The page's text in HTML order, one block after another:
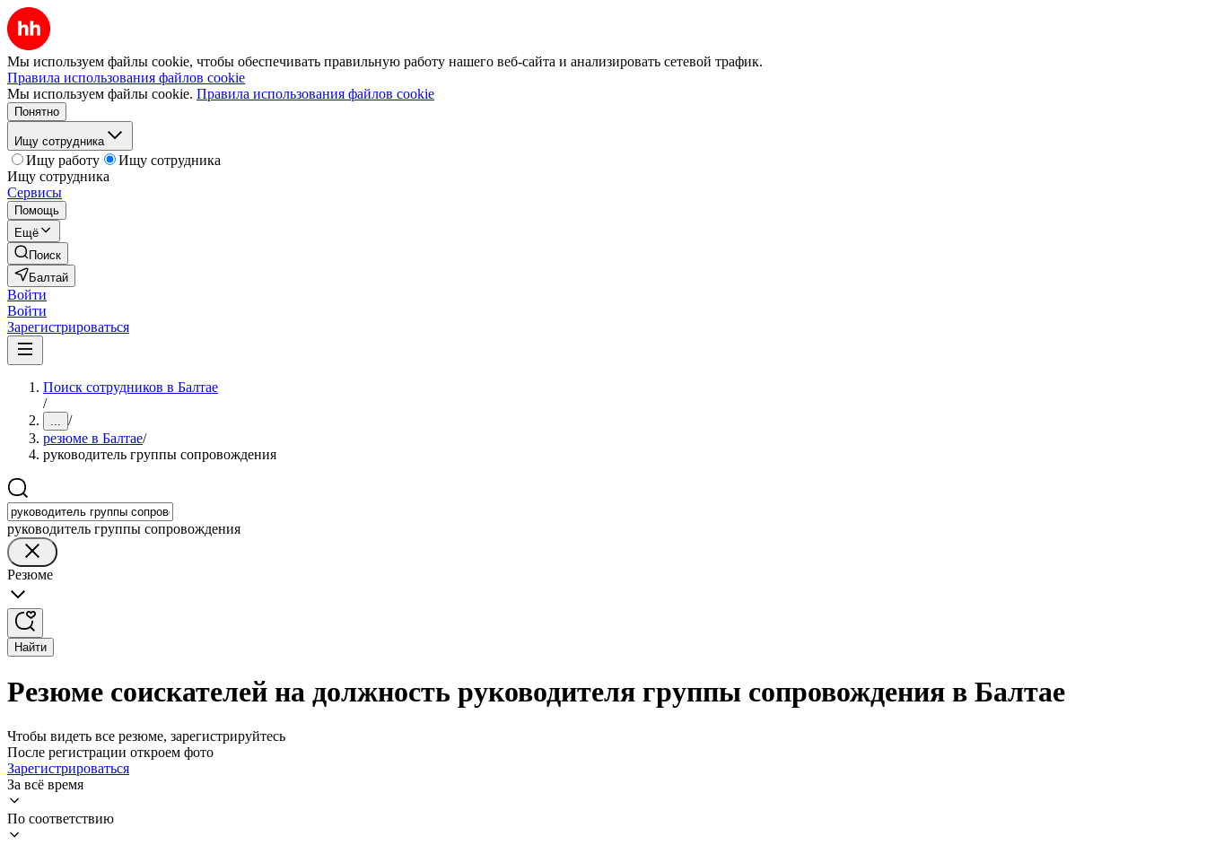
Мы используем файлы cookie, чтобы обеспечивать правильную работу нашего веб-сайта и анализировать сетевой трафик.
Правила использования файлов cookie
Мы используем файлы cookie. Правила использования файлов cookie
Понятно
Ищу сотрудника
Ищу работу
Ищу сотрудника
Ищу сотрудника
Сервисы
Помощь
Ещё
Поиск
Балтай
Войти
Войти
Зарегистрироваться
Поиск сотрудников в Балтае
/
... /
резюме в Балтае/
руководитель группы сопровождения
руководитель группы сопровождения
Резюме
Найти
Резюме соискателей на должность руководителя группы сопровождения в Балтае
Чтобы видеть все резюме, зарегистрируйтесь
После регистрации откроем фото
Зарегистрироваться
За всё время
По соответствию